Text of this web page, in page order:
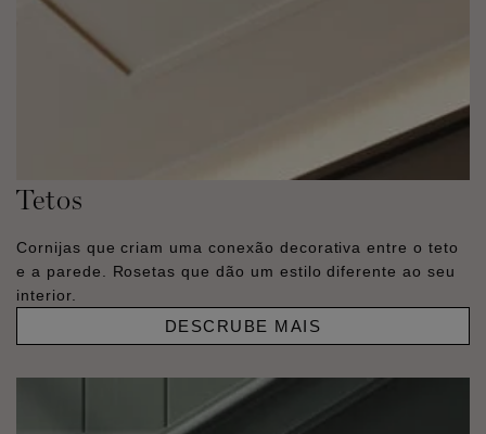
Tetos
Cornijas que criam uma conexão decorativa entre o teto
e a parede. Rosetas que dão um estilo diferente ao seu
interior.
DESCRUBE MAIS